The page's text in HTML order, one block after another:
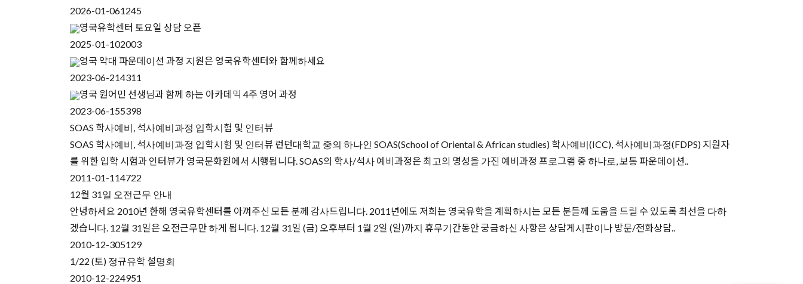
2026-01-061245
영국유학센터 토요일 상담 오픈
2025-01-102003
영국 약대 파운데이션 과정 지원은 영국유학센터와 함께하세요
2023-06-214311
영국 원어민 선생님과 함께 하는 아카데믹 4주 영어 과정
2023-06-155398
SOAS 학사예비, 석사예비과정 입학시험 및 인터뷰
SOAS 학사예비, 석사예비과정 입학시험 및 인터뷰 런던대학교 중의 하나인 SOAS(School of Oriental & African studies) 학사예비(ICC), 석사예비과정(FDPS) 지원자
를 위한 입학 시험과 인터뷰가 영국문화원에서 시행됩니다. SOAS의 학사/석사 예비과정은 최고의 명성을 가진 예비과정 프로그램 중 하나로, 보통 파운데이션..
2011-01-114722
12월 31일 오전근무 안내
안녕하세요 2010년 한해 영국유학센터를 아껴주신 모든 분께 감사드립니다. 2011년에도 저희는 영국유학을 계획하시는 모든 분들께 도움을 드릴 수 있도록 최선을 다하
겠습니다. 12월 31일은 오전근무만 하게 됩니다. 12월 31일 (금) 오후부터 1월 2일 (일)까지 휴무기간동안 궁금하신 사항은 상담게시판이나 방문/전화상담..
2010-12-305129
1/22 (토) 정규유학 설명회
2010-12-224951